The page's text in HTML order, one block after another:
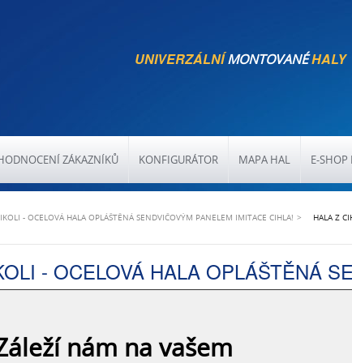
UNIVERZÁLNÍMONTOVANÉHALY
ZÁKAZNÍKŮ KONFIGURÁTOR MAPA HAL E-SHOP
- OCELOVÁ HALA OPLÁŠTĚNÁ SENDVIČOVÝM PANELEM IMITACE CIHLA! HALA Z
- OCELOVÁ HALA OPLÁŠTĚNÁ
Z CIHEL!nám na vašem